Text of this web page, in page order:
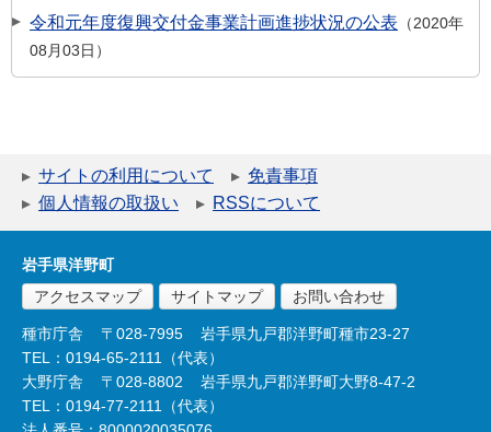
令和元年度復興交付金事業計画進捗状況の公表
2020年
08月03日
サイトの利用について
免責事項
個人情報の取扱い
RSSについて
岩手県洋野町
アクセスマップ
サイトマップ お問い合わせ
種市庁舎 〒028-7995
岩手県九戸郡洋野町種市23-27
TEL：0194-65-2111（代表）
大野庁舎
〒028-8802
岩手県九戸郡洋野町大野8-47-2
TEL：0194-77-2111（代表）